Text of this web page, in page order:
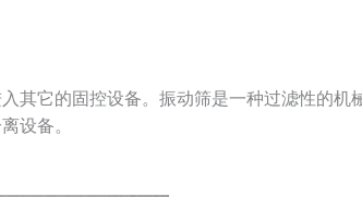
其它的固控设备。振动筛是一种过滤性的机
设备。